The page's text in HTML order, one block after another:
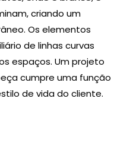
criando um
Os elementos
de linhas curvas
espaços. Um projeto
cumpre uma função
de vida do cliente.